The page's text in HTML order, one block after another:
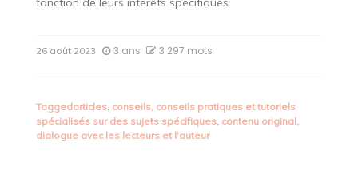
26 août 2023 3 ans 3 297 mots
Taggedarticles, conseils, conseils pratiques et tutoriels
spécialisés sur des sujets spécifiques, contenu original,
dialogue avec les lecteurs et l'auteur